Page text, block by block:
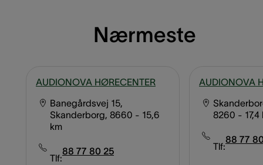
Nærmeste
AUDIONOVA HØRECENTER
Banegårdsvej 15,
Skanderborg, 8660 - 15,6
km
Tlf:
88 77 80 25
AUDIONOVA
8260 - 17,4
Tlf:
88 77